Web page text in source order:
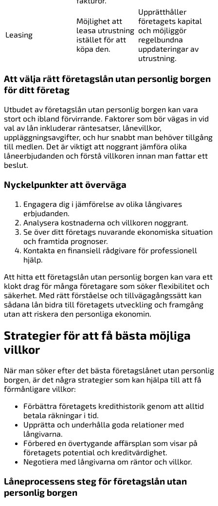
Leasing
Möjlighet att
leasa utrustning
istället för att
köpa den.
Upprätthåller
företagets kapital
och möjliggör
regelbundna
uppdateringar av
utrustning.
Att välja rätt företagslån utan personlig borgen
för ditt företag
Utbudet av företagslån utan personlig borgen kan vara
stort och ibland förvirrande. Faktorer som bör vägas in vid
val av lån inkluderar räntesatser, lånevillkor,
uppläggningsavgifter, och hur snabbt man behöver tillgång
till medlen. Det är viktigt att noggrant jämföra olika
låneerbjudanden och förstå villkoren innan man fattar ett
beslut.
Nyckelpunkter att överväga
Engagera dig i jämförelse av olika långivares
erbjudanden.
Analysera kostnaderna och villkoren noggrant.
Se över ditt företags nuvarande ekonomiska situation
och framtida prognoser.
Kontakta en finansiell rådgivare för professionell
hjälp.
Att hitta ett företagslån utan personlig borgen kan vara ett
klokt drag för många företagare som söker flexibilitet och
säkerhet. Med rätt förståelse och tillvägagångssätt kan
sådana lån bidra till företagets utveckling och framgång
utan att riskera den personliga ekonomin.
Strategier för att få bästa möjliga
villkor
När man söker efter det bästa företagslånet utan personlig
borgen, är det några strategier som kan hjälpa till att få
förmånligare villkor:
Förbättra företagets kredithistorik genom att alltid
betala räkningar i tid.
Upprätta och underhålla goda relationer med
långivarna.
Förbered en övertygande affärsplan som visar på
företagets potential och kreditvärdighet.
Negotiera med långivarna om räntor och villkor.
Låneprocessens steg för företagslån utan
personlig borgen